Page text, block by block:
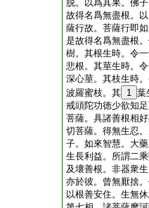
脱。以爲其果。佛
故得名爲無盡根。
薩行故。菩薩行即
是故得名爲無盡根
樹。其根生時。令
悲根。其莖生時。
深心莖。其枝生時
波羅蜜枝。其 1 葉
戒頭陀功徳少欲知
菩薩。具諸善根相
切菩薩。得無生忍
子。如來智慧。大
生長利益。所謂二
及壞善根。非器衆
亦於彼。曾無厭捨
以根善安住。生無